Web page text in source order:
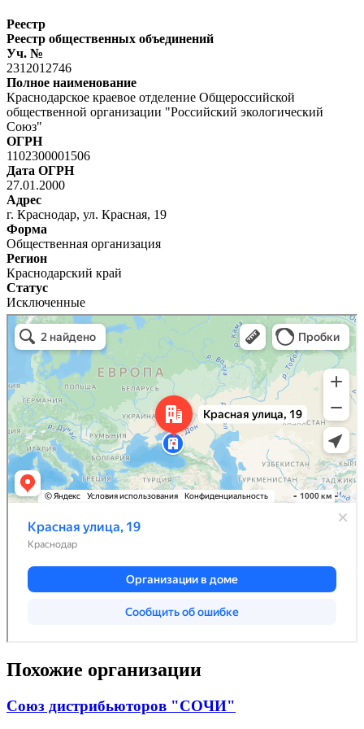
Реестр
Реестр общественных объединений
Уч. №
2312012746
Полное наименование
Краснодарское краевое отделение Общероссийской
общественной организации "Российский экологический
Союз"
ОГРН
1102300001506
Дата ОГРН
27.01.2000
Адрес
г. Краснодар, ул. Красная, 19
Форма
Общественная организация
Регион
Краснодарский край
Статус
Исключенные
Похожие организации
Союз дистрибьюторов "СОЧИ"